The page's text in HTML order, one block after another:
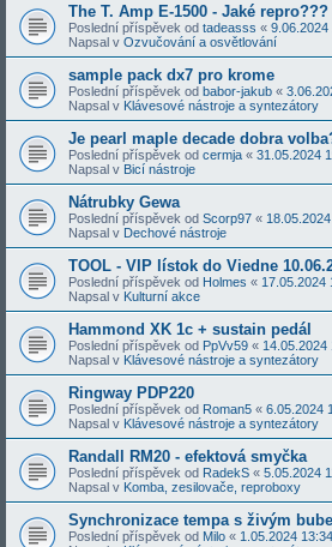
The T. Amp E-1500 - Jaké repro???
Poslední příspěvek od tadeasss « 9.06.2024
Napsal v Ozvučování a osvětlování
sample pack dx7 pro krome
Poslední příspěvek od babor-jakub «
Napsal v Klávesové nástroje a syntezátory
Je pearl maple decade dobra
Poslední příspěvek od cermja « 31.05.2024
Napsal v Bicí nástroje
Nátrubky Gewa
Poslední příspěvek od Scorp97 «
Napsal v Dechové nástroje
TOOL - VIP lístok do Viedne
Poslední příspěvek od Holmes « 17.05.2024
Napsal v Kulturní akce
Hammond XK 1c + sustain pedál
Poslední příspěvek od PpVv59 « 14.05.2024
Napsal v Klávesové nástroje a syntezátory
Ringway PDP220
Poslední příspěvek od Roman5 « 6.05.2024
Napsal v Klávesové nástroje a syntezátory
Randall RM20 - efektová smyčka
Poslední příspěvek od RadekS « 5.05.2024
Napsal v Komba, zesilovače, reproboxy
Synchronizace tempa s živým
Poslední příspěvek od Milo « 1.05.2024 13:34